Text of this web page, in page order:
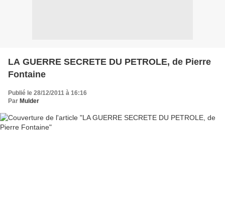
LA GUERRE SECRETE DU PETROLE, de Pierre
Fontaine
Publié le 28/12/2011 à 16:16
Par Mulder